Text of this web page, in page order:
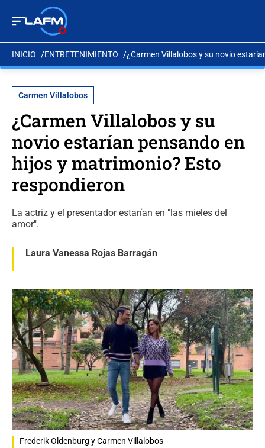
INICIO ENTRETENIMIENTO ¿Carmen Villalobos y su novio
Carmen Villalobos
¿Carmen Villalobos y su
novio estarían pensando en
hijos y matrimonio? Esto
respondieron
La actriz y el presentador estarían en "las mieles del
amor".
Laura Vanessa Rojas Barragán
Frederik Oldenburg y Carmen Villalobos